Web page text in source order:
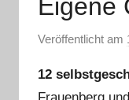
Eigene
Veröffentlicht am
12